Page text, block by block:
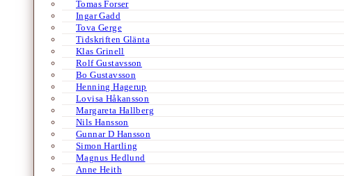
Tomas Forser
Ingar Gadd
Tova Gerge
Tidskriften Glänta
Klas Grinell
Rolf Gustavsson
Bo Gustavsson
Henning Hagerup
Lovisa Håkansson
Margareta Hallberg
Nils Hansson
Gunnar D Hansson
Simon Hartling
Magnus Hedlund
Anne Heith